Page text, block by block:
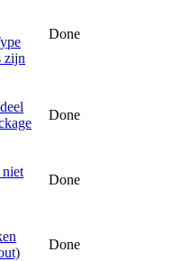
zijn
Done
Done
Done
Done